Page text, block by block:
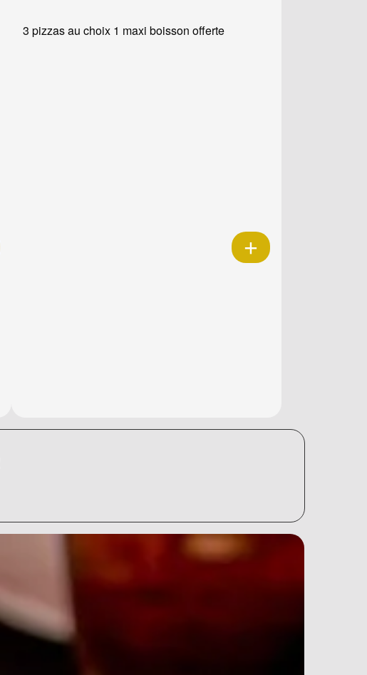
3 pizzas au choix 1 maxi boisson offerte